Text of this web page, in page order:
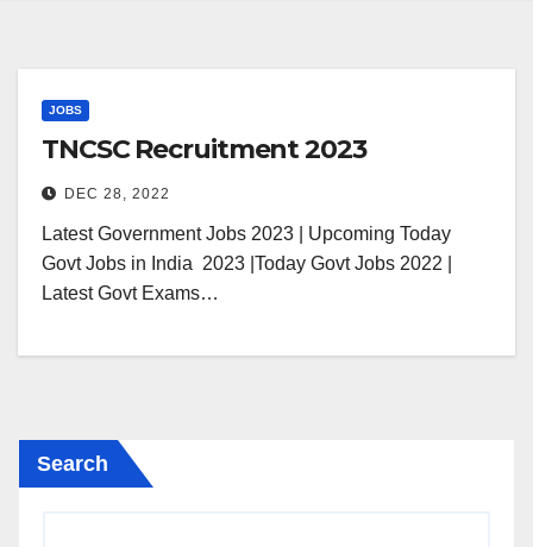
JOBS
TNCSC Recruitment 2023
DEC 28, 2022
Latest Government Jobs 2023 | Upcoming Today
Govt Jobs in India 2023 |Today Govt Jobs 2022 |
Latest Govt Exams…
Search